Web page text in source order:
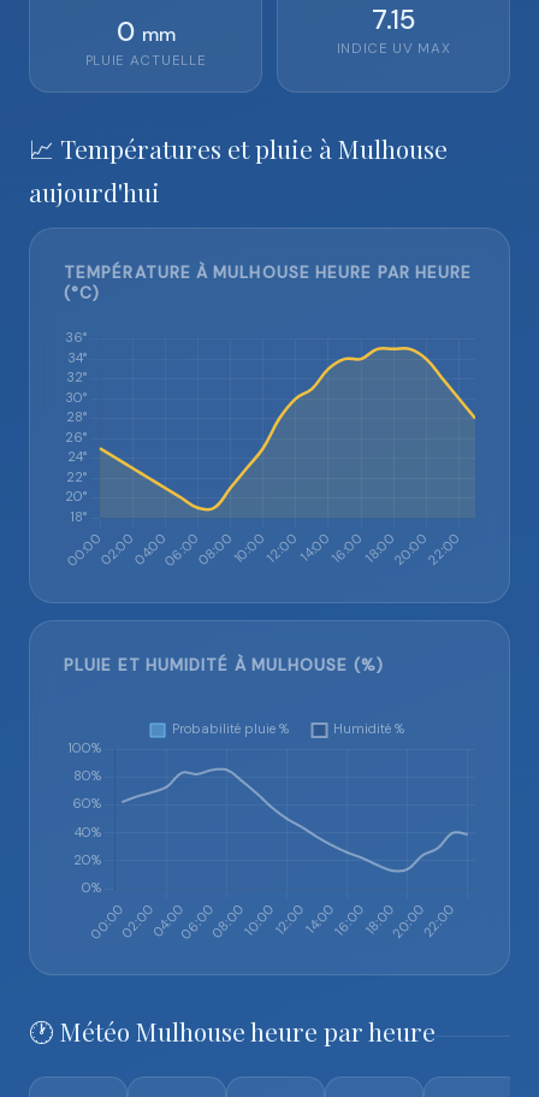
0 mm
PLUIE ACTUELLE
7.15
INDICE UV MAX
📈 Températures et pluie à Mulhouse
aujourd'hui
TEMPÉRATURE À MULHOUSE HEURE PAR HEURE
(°C)
PLUIE ET HUMIDITÉ À MULHOUSE (%)
🕐 Météo Mulhouse heure par heure